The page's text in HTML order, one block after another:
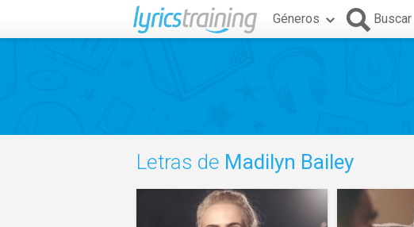
Géneros Buscar
Letras de Madilyn Bailey